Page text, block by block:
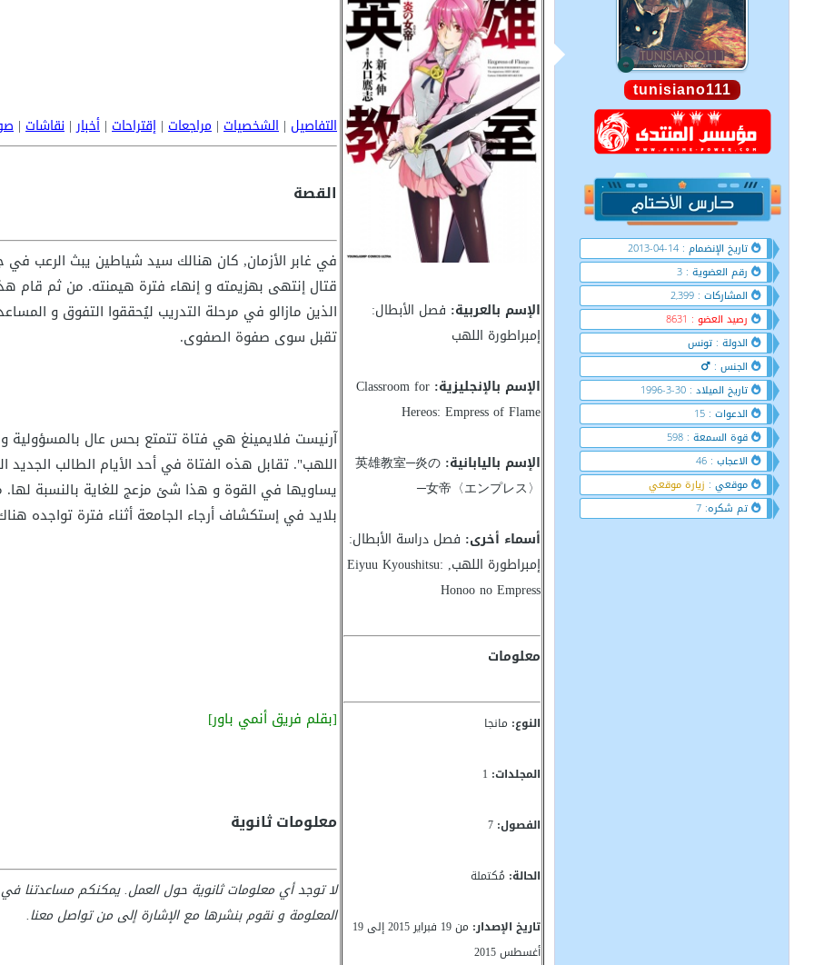
tunisiano111
تاريخ الإنضمام : 14-04-2013
رقم العضوية : 3
المشاركات : 2,399
رصيد العضو : 8631
الدولة : تونس
الجنس :
تاريخ الميلاد : 30-3-1996
الدعوات : 15
قوة السمعة : 598
الاعجاب : 46
موقعي : زيارة موقعي
تم شكره: 7
الإسم بالعربية: فصل الأبطال:
إمبراطورة اللهب
الإسم بالإنجليزية: Classroom for
Hereos: Empress of Flame
الإسم باليابانية: 英雄教室─炎の
女帝〈エンプレス〉─
أسماء أخرى: فصل دراسة الأبطال:
إمبراطورة اللهب, Eiyuu Kyoushitsu:
Honoo no Empress
معلومات
النوع: مانجا
المجلدات: 1
الفصول: 7
الحالة: مُكتملة
تاريخ الإصدار:
من 19 فبراير 2015 إلى 19
أغسطس 2015
التفاصيل | الشخصيات| مراجعات| إقتراحات| أخبار| نقاشات|
القصة
في غابر الأزمان, كان هنالك سيد شياطين يبث الرعب
قتال إنتهى بهزيمته و إنهاء فترة هيمنته. من ثم قام
الذين مازالو في مرحلة التدريب ليُحققوا التفوق و
تقبل سوى صفوة الصفوى.
آرنيست فلايمينغ هي فتاة تتمتع بحس عال
اللهب". تقابل هذه الفتاة في أحد الأيام الطالب الجديد
يساويها في القوة و هذا شئ مزعج للغاية بالنسبة
بلايد في إستكشاف أرجاء الجامعة أثناء فترة تواجده
[بقلم فريق أنمي باور]
معلومات ثانوية
لا توجد أي معلومات ثانوية حول العمل. يمكنكم مساعدتنا
المعلومة و نقوم بنشرها مع الإشارة إلى من تواصل معنا.